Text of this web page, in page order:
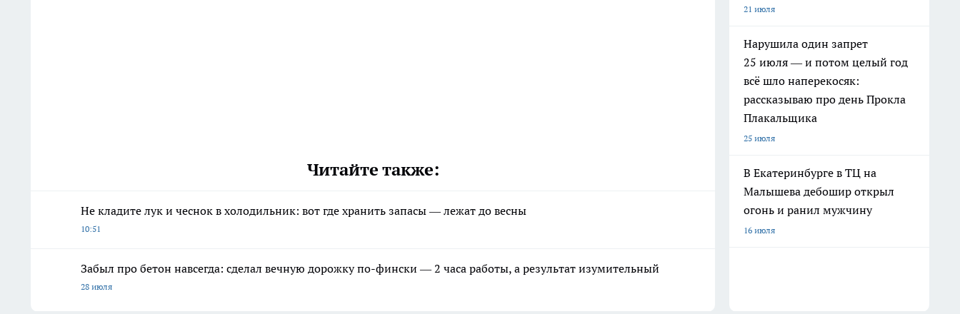
Читайте также:
Не кладите лук и чеснок в холодильник: вот где хранить запасы — лежат до весны
10:51
Забыл про бетон навсегда: сделал вечную дорожку по-фински — 2 часа работы, а результат изумительный
28 июля
21 июля
Нарушила один запрет
25 июля — и потом целый год
всё шло наперекосяк:
рассказываю про день Прокла
Плакальщика
25 июля
В Екатеринбурге в ТЦ на
Малышева дебошир открыл
огонь и ранил мужчину
16 июля